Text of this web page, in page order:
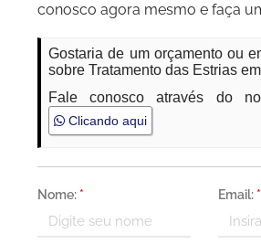
conosco agora mesmo e faça
Gostaria de um orçamento ou
sobre Tratamento das Estrias
Fale conosco através do
Clicando aqui
Nome: * Email: *